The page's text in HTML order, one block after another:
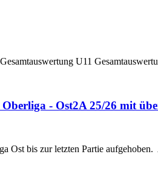
U11
- Ost2A 25/26 mit
Ost bis zur letzten Partie